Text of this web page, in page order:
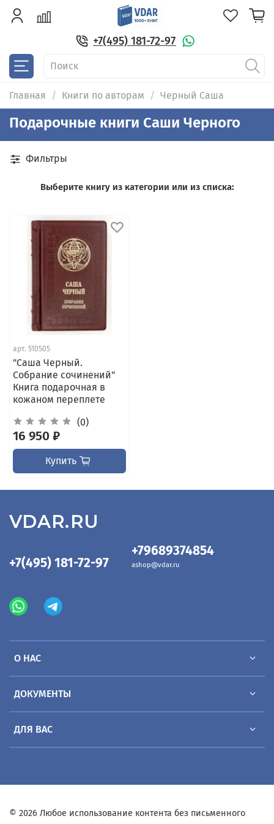
+7(495) 181-72-97
Главная Книги по авторам Черный Саша
Подарочные книги Саши Черного
Фильтры
Выберите книгу из категории или из списка:
арт. 510505
"Саша Черный.
Собрание сочинений"
Книга подарочная в
кожаном переплете
(0)
16 950 ₽
Купить
О НАС
ДОКУМЕНТЫ
ДЛЯ ВАС
+7(495) 181-72-97
+79689374854
ashop@vdar.ru
VDAR.RU
© 2026 Любое использование контента без письменного